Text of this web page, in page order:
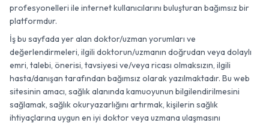
profesyonelleri ile internet kullanıcılarını buluşturan bağımsız bir
platformdur.
İş bu sayfada yer alan doktor/uzman yorumları ve
değerlendirmeleri, ilgili doktorun/uzmanın doğrudan veya dolaylı
emri, talebi, önerisi, tavsiyesi ve/veya ricası olmaksızın, ilgili
hasta/danışan tarafından bağımsız olarak yazılmaktadır. Bu web
sitesinin amacı, sağlık alanında kamuoyunun bilgilendirilmesini
sağlamak, sağlık okuryazarlığını artırmak, kişilerin sağlık
ihtiyaçlarına uygun en iyi doktor veya uzmana ulaşmasını